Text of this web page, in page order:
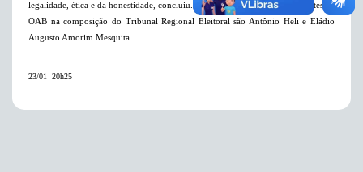
legalidade, ética e da honestidade, concluiu.
Atualmente os dois representantes da
OAB na composição do Tribunal Regional Eleitoral são Antônio Heli e Eládio
Augusto Amorim Mesquita.
23/01  20h25